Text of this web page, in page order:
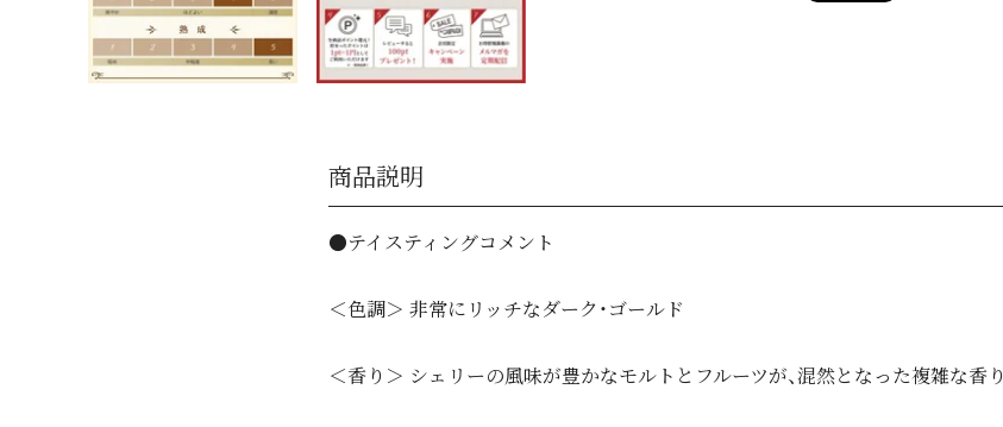
商品説明
●テイスティングコメント
＜色調＞ 非常にリッチなダーク・ゴールド
＜香り＞ シェリーの風味が豊かなモルトとフルーツが、混然となった複雑な香り